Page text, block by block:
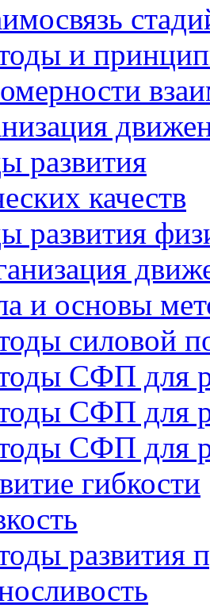
и
развития
и основы
силовой
СФП для
СФП для
СФП для
гибкости
развития